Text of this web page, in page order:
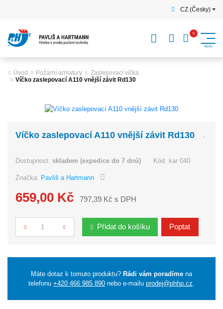
CZ (Česky)
Úvod Požární armatury
Zaslepovací víčka
Víčko zaslepovací A110 vnější závit Rd130
Víčko zaslepovací A110 vnější závit Rd130
Dostupnost:skladem (expedice do 7 dnů) Kód: kar 040
Značka: Pavliš a Hartmann
659,00 Kč 797,39 Kč s DPH
Počet Přidat do košíku Poptat
Máte dotaz k tomuto produktu? Rádi vám poradíme na
telefonu +420 466 985 890 nebo e-mailu prodej@phhp.cz.